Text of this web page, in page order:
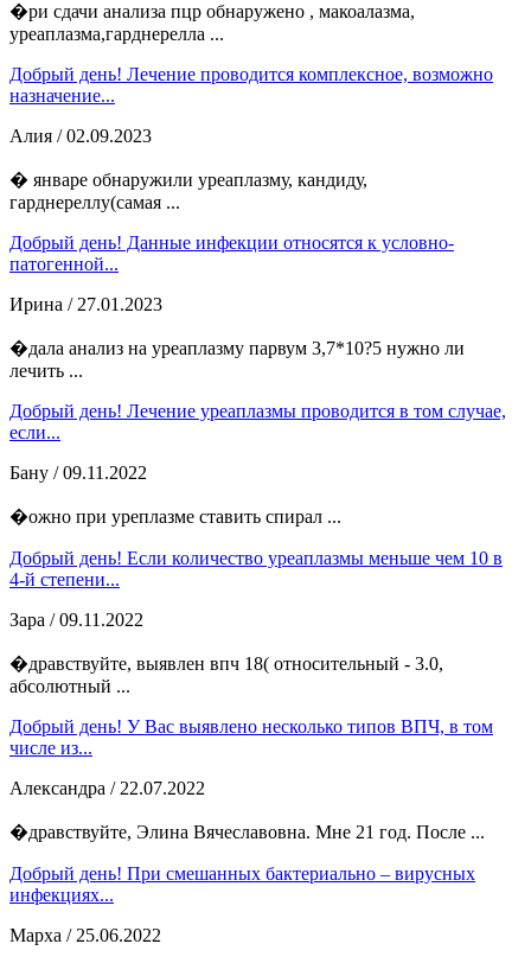
�ри сдачи анализа пцр обнаружено , макоалазма,
уреаплазма,гарднерелла ...
Добрый день! Лечение проводится комплексное, возможно
назначение...
Алия / 02.09.2023
� январе обнаружили уреаплазму, кандиду,
гарднереллу(самая ...
Добрый день! Данные инфекции относятся к условно-
патогенной...
Ирина / 27.01.2023
�дала анализ на уреаплазму парвум 3,7*10?5 нужно ли
лечить ...
Добрый день! Лечение уреаплазмы проводится в том случае,
если...
Бану / 09.11.2022
�ожно при уреплазме ставить спирал ...
Добрый день! Если количество уреаплазмы меньше чем 10 в
4-й степени...
Зара / 09.11.2022
�дравствуйте, выявлен впч 18( относительный - 3.0,
абсолютный ...
Добрый день! У Вас выявлено несколько типов ВПЧ, в том
числе из...
Александра / 22.07.2022
�дравствуйте, Элина Вячеславовна. Мне 21 год. После ...
Добрый день! При смешанных бактериально – вирусных
инфекциях...
Марха / 25.06.2022